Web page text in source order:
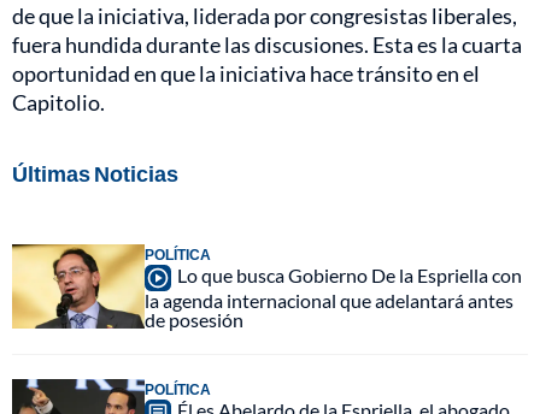
de que la iniciativa, liderada por congresistas liberales,
fuera hundida durante las discusiones. Esta es la cuarta
oportunidad en que la iniciativa hace tránsito en el
Capitolio.
Últimas Noticias
POLÍTICA
Lo que busca Gobierno De la Espriella con
la agenda internacional que adelantará antes
de posesión
POLÍTICA